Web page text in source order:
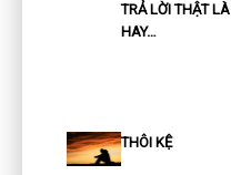
TRẢ LỜI THẬT LÀ
HAY…
THÔI KỆ